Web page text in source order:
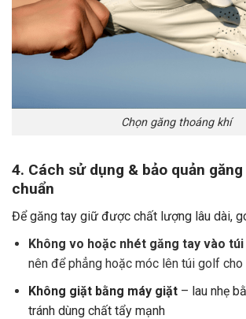
Chọn găng thoáng khí
4. Cách sử dụng & bảo quản
chuẩn
Để găng tay giữ được chất lượng lâu dài,
Không vo hoặc nhét găng tay vào
nên để phẳng hoặc móc lên túi golf
Không giặt bằng máy giặt – lau nhẹ
tránh dùng chất tẩy mạnh